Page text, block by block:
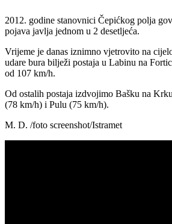
2012. godine stanovnici Čepićkog polja
pojava javlja jednom u 2 desetljeća.
Vrijeme je danas iznimno vjetrovito na
udare bura bilježi postaja u Labinu na
od 107 km/h.
Od ostalih postaja izdvojimo Bašku na
(78 km/h) i Pulu (75 km/h).
M. D. /foto screenshot/Istramet